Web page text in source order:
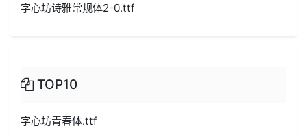
字心坊诗雅常规体2-0.ttf
TOP10
字心坊青春体.ttf